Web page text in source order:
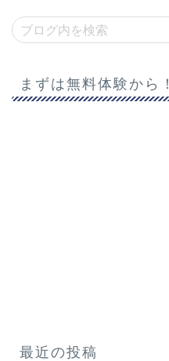
まずは無料体験から！
最近の投稿